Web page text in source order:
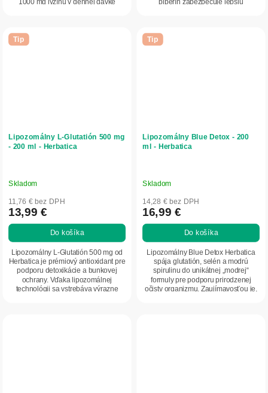
1000 mg lyzínu v dennej dávke
piperín zabezpečuje lepšiu
Tip
Lipozomálny L‑Glutatión 500 mg
- 200 ml - Herbatica
Skladom
11,76 € bez DPH
13,99 €
Do košíka
Lipozomálny L-Glutatión 500 mg od
Herbatica je prémiový antioxidant pre
podporu detoxikácie a bunkovej
ochrany. Vďaka lipozomálnej
technológii sa vstrebáva výrazne
Tip
Lipozomálny Blue Detox - 200
ml - Herbatica
Skladom
14,28 € bez DPH
16,99 €
Do košíka
Lipozomálny Blue Detox Herbatica
spája glutatión, selén a modrú
spirulinu do unikátnej „modrej“
formuly pre podporu prirodzenej
očisty organizmu. Zaujímavosťou je,